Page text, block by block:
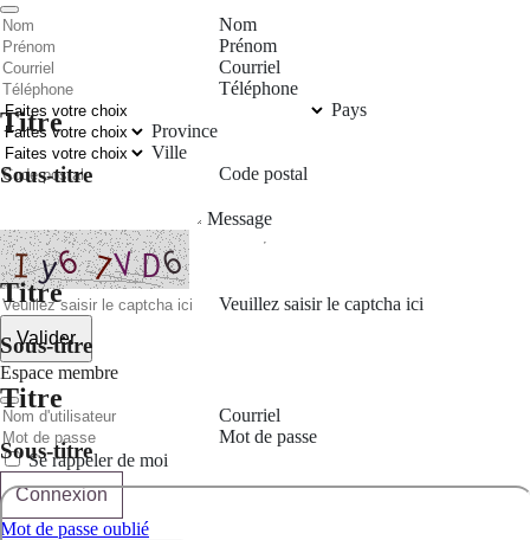
Titre
Sous-titre
Titre
Sous-titre
Titre
Sous-titre
Nom
Prénom
Courriel
Téléphone
Pays
Province
Ville
Code postal
Message
Veuillez saisir le captcha ici
Valider
Espace membre
Courriel
Mot de passe
Se rappeler de moi
Connexion
Mot de passe oublié